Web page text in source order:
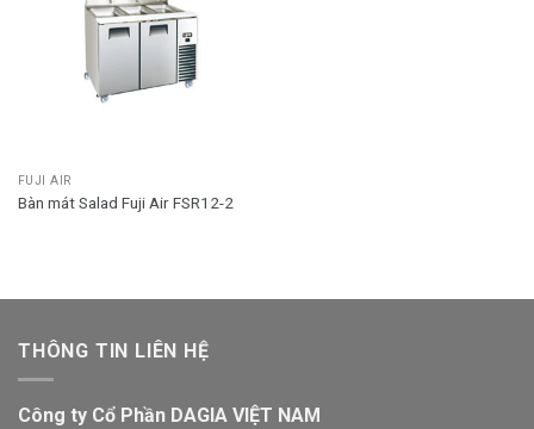
FUJI AIR
Bàn mát Salad Fuji Air FSR12-2
THÔNG TIN LIÊN HỆ
Công ty Cổ Phần DAGIA VIỆT NAM